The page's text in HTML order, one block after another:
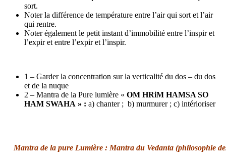
sort.
Noter la différence de température entre l’air qui sort et l’air
qui rentre.
Noter également le petit instant d’immobilité entre l’inspir et
l’expir et entre l’expir et l’inspir.
1 – Garder la concentration sur la verticalité du dos – du dos
et de la nuque
2 – Mantra de la Pure lumière « OM HRiM HAMSA SO
HAM SWAHA » : a) chanter ; b) murmurer ; c) intérioriser
Mantra de la pure Lumière : Mantra du Vedanta (philosophie